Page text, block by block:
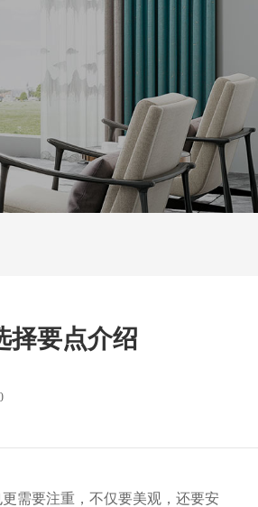
择要点介绍
需要注重，不仅要美观，还要安